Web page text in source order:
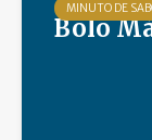
MINUTO DE
Bolo